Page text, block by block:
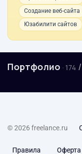
Создание веб-сайта
Юзабилити сайтов
Портфолио · 174
© 2026 freelance.ru
Правила Оферта